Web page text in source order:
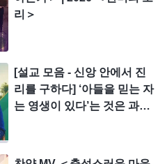
리＞
[설교 모음 - 신앙 안에서 진
리를 구하다] ‘아들을 믿는 자
는 영생이 있다’는 것은 과연